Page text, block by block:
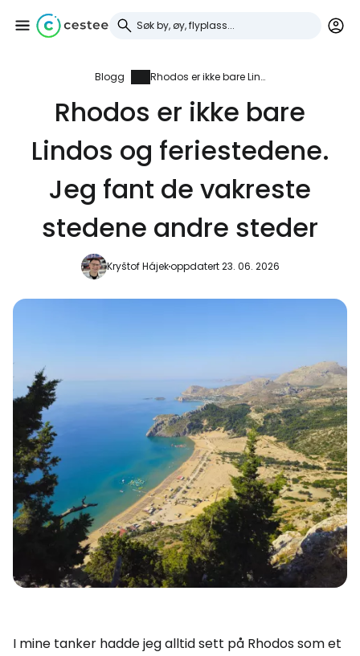
Blogg Rhodos er ikke bare Lindos og feriestedene. Jeg fant de vakreste stedene andre steder
Rhodos er ikke bare
Lindos og feriestedene.
Jeg fant de vakreste
stedene andre steder
Kryštof Hájekoppdatert 23. 06. 2026
I mine tanker hadde jeg alltid sett på Rhodos som et
Logg inn på Cestee
... det verdensomspennende
reisefellesskapet
Fortsett med Google
Fortsett med Facebook